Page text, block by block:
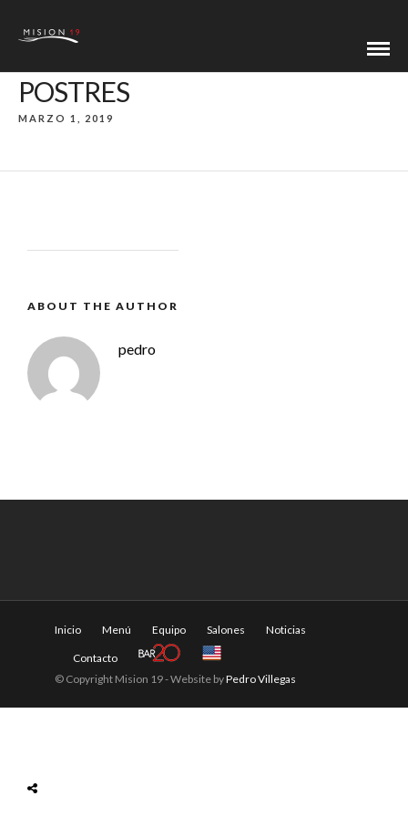
POSTRES
MARZO 1, 2019
ABOUT THE AUTHOR
pedro
Inicio Menú Equipo Salones Noticias
Contacto
© Copyright Mision 19 - Website byPedro Villegas